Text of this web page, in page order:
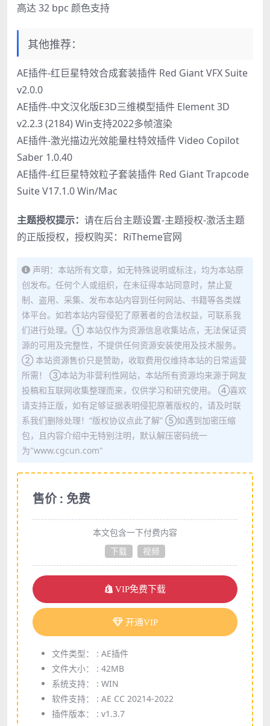
高达 32 bpc 颜色支持
其他推荐：
AE插件-红巨星特效合成套装插件 Red Giant VFX Suite
v2.0.0
AE插件-中文汉化版E3D三维模型插件 Element 3D
v2.2.3 (2184) Win支持2022多帧渲染
AE插件-激光描边光效能量柱特效插件 Video Copilot
Saber 1.0.40
AE插件-红巨星特效粒子套装插件 Red Giant Trapcode
Suite V17.1.0 Win/Mac
主题授权提示： 请在后台主题设置-主题授权-激活主题
的正版授权，授权购买： RiTheme官网
声明：本站所有文章，如无特殊说明或标注，均为本站原
创发布。任何个人或组织，在未征得本站同意时，禁止复
制、盗用、采集、发布本站内容到任何网站、书籍等各类媒
体平台。如若本站内容侵犯了原著者的合法权益，可联系我
们进行处理。① 本站仅作为资源信息收集站点，无法保证资
源的可用及完整性，不提供任何资源安装使用及技术服务。
② 本站资源售价只是赞助，收取费用仅维持本站的日常运营
所需！ ③本站为非营利性网站，本站所有资源均来源于网友
投稿和互联网收集整理而来，仅供学习和研究使用。 ④喜欢
请支持正版，如有足够证据表明侵犯原著版权的，请及时联
系我们删除处理！“版权协议点此了解” ⑤如遇到加密压缩
包，且内容介绍中无特别注明，默认解压密码统一
为"www.cgcun.com"
售价 : 免费
本文包含一下付费内容
下载
视频
VIP免费下载
开通VIP
文件类型： : AE插件
文件大小： : 42MB
系统支持： : WIN
软件支持： : AE CC 20214-2022
插件版本： : v1.3.7